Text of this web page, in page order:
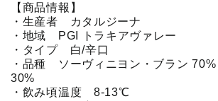
【商品情報】
・生産者 カタルジーナ
・地域 PGI トラキアヴァレー
・タイプ 白/辛口
・品種 ソーヴィニヨン・ブラン 70%
30%
・飲み頃温度 8-13℃